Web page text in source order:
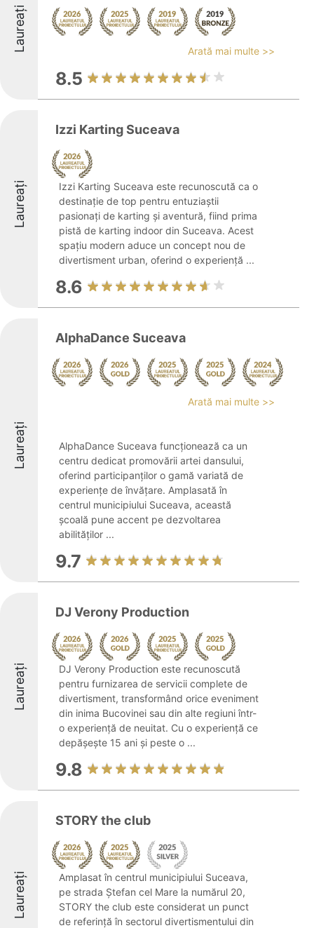
Laureați Arată mai multe >>
8.5
Laureați
Izzi Karting Suceava
Izzi Karting Suceava este recunoscută ca o
destinație de top pentru entuziaștii
pasionați de karting și aventură, fiind prima
pistă de karting indoor din Suceava. Acest
spațiu modern aduce un concept nou de
divertisment urban, oferind o experiență ...
8.6
Laureați
AlphaDance Suceava
Arată mai multe >>
AlphaDance Suceava funcționează ca un
centru dedicat promovării artei dansului,
oferind participanților o gamă variată de
experiențe de învățare. Amplasată în
centrul municipiului Suceava, această
școală pune accent pe dezvoltarea
abilităților ...
9.7
Laureați
DJ Verony Production
DJ Verony Production este recunoscută
pentru furnizarea de servicii complete de
divertisment, transformând orice eveniment
din inima Bucovinei sau din alte regiuni într-
o experiență de neuitat. Cu o experiență ce
depășește 15 ani și peste o ...
9.8
Laureați
STORY the club
Amplasat în centrul municipiului Suceava,
pe strada Ștefan cel Mare la numărul 20,
STORY the club este considerat un punct
de referință în sectorul divertismentului din